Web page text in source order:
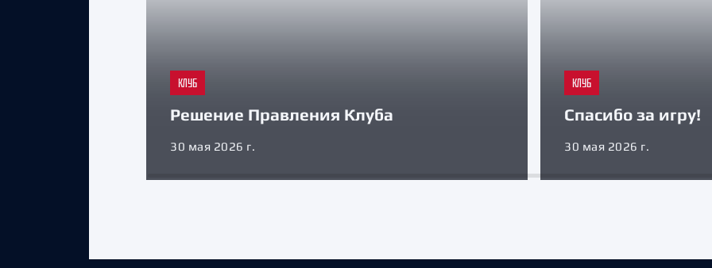
КЛУБ
Решение Правления Клуба
30 мая 2026 г.
КЛУБ
Спасибо за игру!
30 мая 2026 г.